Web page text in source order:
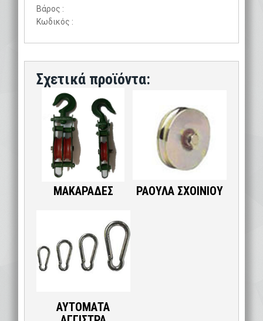
Βάρος :
Κωδικός :
ΜΑΚΑΡΑΔΕΣ ΡΑΟΥΛΑ ΣΧΟΙΝΙΟΥ
ΑΥΤΟΜΑΤΑ